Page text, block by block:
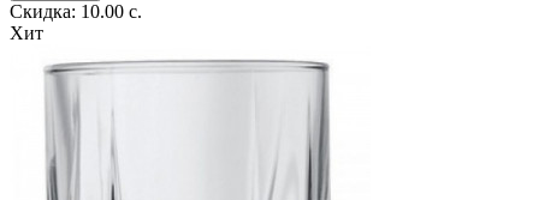
Скидка: 10.00 с.
Хит